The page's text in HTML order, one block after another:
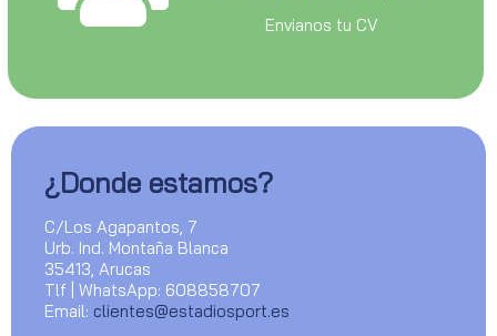
Envianos tu CV
¿Donde estamos?
C/Los Agapantos, 7
Urb. Ind. Montaña Blanca
35413, Arucas
Tlf | WhatsApp: 608858707
Email: clientes@estadiosport.es